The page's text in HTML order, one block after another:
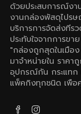
ด้วยประสบการณ์ง
งานกล่องพัสดุไปรษ
บริการการจัดส่งทีรว
ประทับใจจากการข
"กล่องถูกสุดในเมือ
มาจําหน่ายใน ราค
อุปกรณ์กัน กระแทก
แพ็คกิงทุกชนิด เพื